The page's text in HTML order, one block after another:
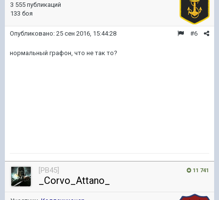
3 555 публикаций
133 боя
#6
Опубликовано: 25 сен 2016, 15:44:28
нормальный графон, что не так то?
11 741
[PB45]
_Corvo_Attano_